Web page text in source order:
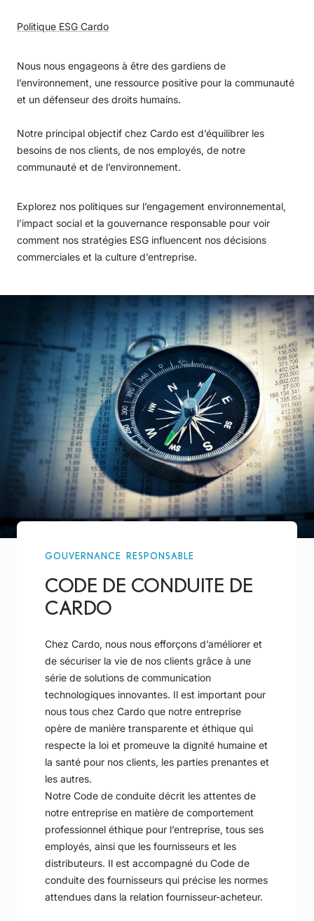
Politique ESG Cardo
Nous nous engageons à être des gardiens de
l’environnement, une ressource positive pour la communauté
et un défenseur des droits humains.
Notre principal objectif chez Cardo est d’équilibrer les
besoins de nos clients, de nos employés, de notre
communauté et de l’environnement.
Explorez nos politiques sur l’engagement environnemental,
l’impact social et la gouvernance responsable pour voir
comment nos stratégies ESG influencent nos décisions
commerciales et la culture d’entreprise.
GOUVERNANCE RESPONSABLE
CODE DE CONDUITE DE
CARDO
Chez Cardo, nous nous efforçons d’améliorer et
de sécuriser la vie de nos clients grâce à une
série de solutions de communication
technologiques innovantes. Il est important pour
nous tous chez Cardo que notre entreprise
opère de manière transparente et éthique qui
respecte la loi et promeuve la dignité humaine et
la santé pour nos clients, les parties prenantes et
les autres.
Notre Code de conduite décrit les attentes de
notre entreprise en matière de comportement
professionnel éthique pour l’entreprise, tous ses
employés, ainsi que les fournisseurs et les
distributeurs. Il est accompagné du Code de
conduite des fournisseurs qui précise les normes
attendues dans la relation fournisseur-acheteur.